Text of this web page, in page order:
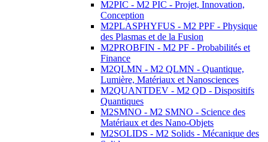
M2PIC - M2 PIC - Projet, Innovation,
Conception
M2PLASPHYFUS - M2 PPF - Physique
des Plasmas et de la Fusion
M2PROBFIN - M2 PF - Probabilités et
Finance
M2QLMN - M2 QLMN - Quantique,
Lumière, Matériaux et Nanosciences
M2QUANTDEV - M2 QD - Dispositifs
Quantiques
M2SMNO - M2 SMNO - Science des
Matériaux et des Nano-Objets
M2SOLIDS - M2 Solids - Mécanique des